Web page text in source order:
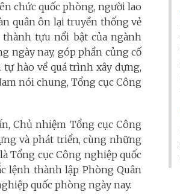
chức quốc phòng, người lao
quân ôn lại truyền thống vẻ
tựu nổi bật của ngành
ngày nay, góp phần củng cố
hào về quá trình xây dựng,
nói chung, Tổng cục Công
Chủ nhiệm Tổng cục Công
và phát triển, cùng những
Tổng cục Công nghiệp quốc
lệnh thành lập Phòng Quân
quốc phòng ngày nay.